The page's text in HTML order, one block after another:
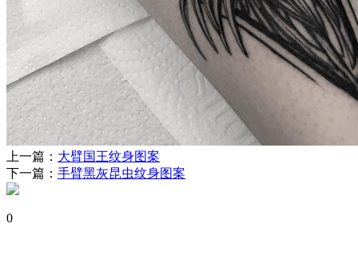
上一篇： 大臂国王纹身图案
下一篇： 手臂黑灰昆虫纹身图案
0